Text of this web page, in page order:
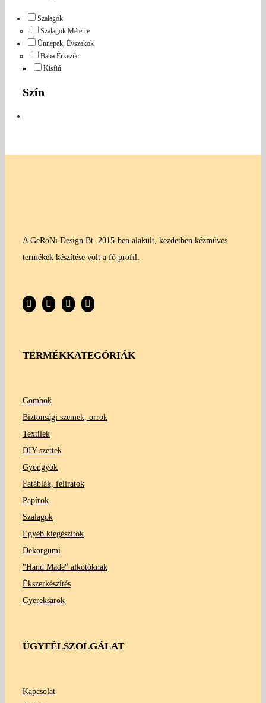
Szalagok
Szalagok Méterre
Ünnepek, Évszakok
Baba Érkezik
Kisfiú
Szín
A GeRoNi Design Bt. 2015-ben alakult, kezdetben kézműves
termékek készítése volt a fő profil.
TERMÉKKATEGÓRIÁK
Gombok
Biztonsági szemek, orrok
Textilek
DIY szettek
Gyöngyök
Fatáblák, feliratok
Papírok
Szalagok
Egyéb kiegészítők
Dekorgumi
"Hand Made" alkotóknak
Ékszerkészítés
Gyereksarok
ÜGYFÉLSZOLGÁLAT
Kapcsolat